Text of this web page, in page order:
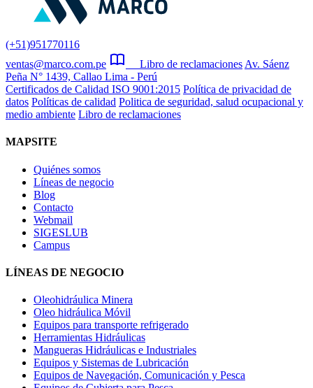
(+51)951770116
ventas@marco.com.pe
Libro de reclamaciones Av. Sáenz
Peña N° 1439, Callao Lima - Perú
Certificados de Calidad ISO 9001:2015 Política de privacidad de
datos Políticas de calidad Politica de seguridad, salud ocupacional y
medio ambiente Libro de reclamaciones
MAPSITE
Quiénes somos
Líneas de negocio
Blog
Contacto
Webmail
SIGESLUB
Campus
LÍNEAS DE NEGOCIO
Oleohidráulica Minera
Oleo hidráulica Móvil
Equipos para transporte refrigerado
Herramientas Hidráulicas
Mangueras Hidráulicas e Industriales
Equipos y Sistemas de Lubricación
Equipos de Navegación, Comunicación y Pesca